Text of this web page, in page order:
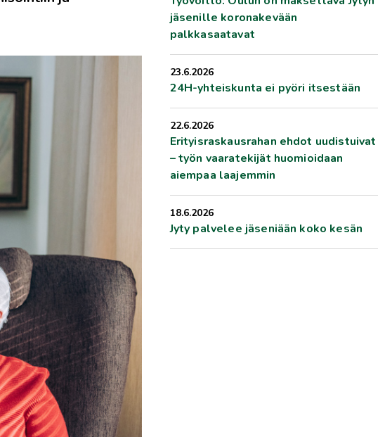
jäsenille koronakevään
palkkasaatavat
23.6.2026
24H-yhteiskunta ei pyöri itsestään
22.6.2026
Erityisraskausrahan ehdot uudistuivat
– työn vaaratekijät huomioidaan
aiempaa laajemmin
18.6.2026
Jyty palvelee jäseniään koko kesän